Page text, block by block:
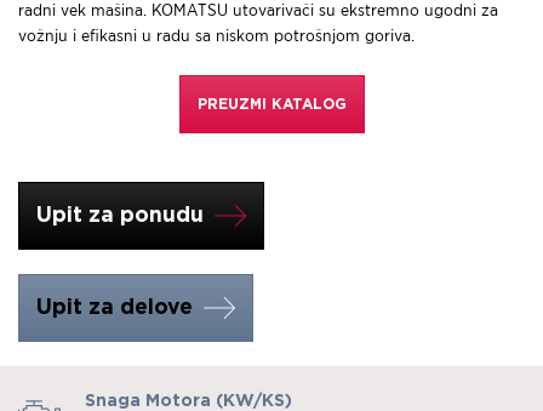
radni vek mašina. KOMATSU utovarivači su ekstremno ugodni za
vožnju i efikasni u radu sa niskom potrošnjom goriva.
PREUZMI KATALOG
Upit za ponudu
Upit za delove
Snaga Motora (kW/KS)